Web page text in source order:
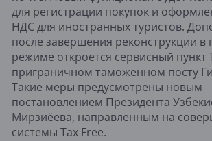
для регистрации покупок и
НДС для иностранных туристов.
после завершения реконструкции в
режиме откроется сервисный пункт
приграничном таможенном посту
Такие меры предусмотрены новым
постановлением Президента
Мирзиёева, направленным на
системы Tax Free.